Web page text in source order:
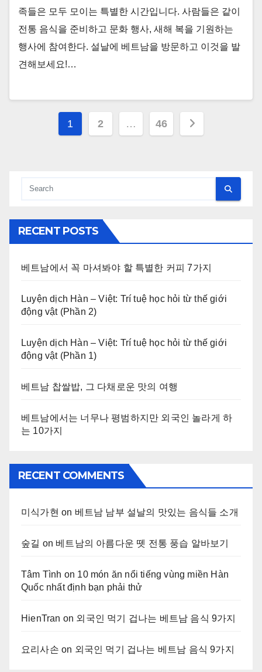
족들은 모두 모이는 특별한 시간입니다. 사람들은 같이
전통 음식을 준비하고 문화 행사, 새해 복을 기원하는
행사에 참여한다. 설날에 베트남을 방문하고 이것을 발
견해보세요!…
Posts
1 2 … 46
RECENT POSTS
베트남에서 꼭 마셔봐야 할 특별한 커피 7가지
Luyện dịch Hàn – Việt: Trí tuệ học hỏi từ thế giới
động vật (Phần 2)
Luyện dịch Hàn – Việt: Trí tuệ học hỏi từ thế giới
động vật (Phần 1)
베트남 찹쌀밥, 그 다채로운 맛의 여행
베트남에서는 너무나 평범하지만 외국인 놀라게 하
는 10가지
RECENT COMMENTS
미식가현 on 베트남 남부 설날의 맛있는 음식들 소개
숲길 on 베트남의 아름다운 뗏 전통 풍습 알바보기
Tâm Tình on 10 món ăn nổi tiếng vùng miền Hàn
Quốc nhất định bạn phải thử
HienTran on 외국인 먹기 겁나는 베트남 음식 9가지
요리사손 on 외국인 먹기 겁나는 베트남 음식 9가지